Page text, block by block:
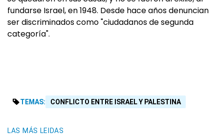
fundarse Israel, en 1948. Desde hace años denuncian
ser discriminados como "ciudadanos de segunda
categoría".
TEMAS: CONFLICTO ENTRE ISRAEL Y PALESTINA
LAS MÁS LEIDAS